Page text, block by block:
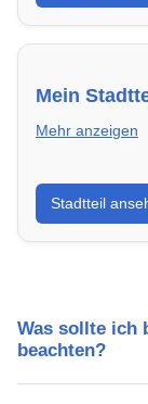
Mein
Mehr anzeigen
Erfahre mehr
Stadtteil
Was sollte ich
beachten?